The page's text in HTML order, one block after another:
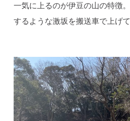
一気に上るのが伊豆の山の特徴
するような激坂を搬送車で上げて